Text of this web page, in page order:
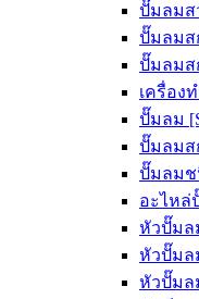
ปั๊มลมส
ปั๊มลมส
ปั๊มลมส
เครื่อง
ปั๊มลม
ปั๊มลมส
ปั๊มลมช
อะไหล่
หัวปั๊มล
หัวปั๊มล
หัวปั๊มล